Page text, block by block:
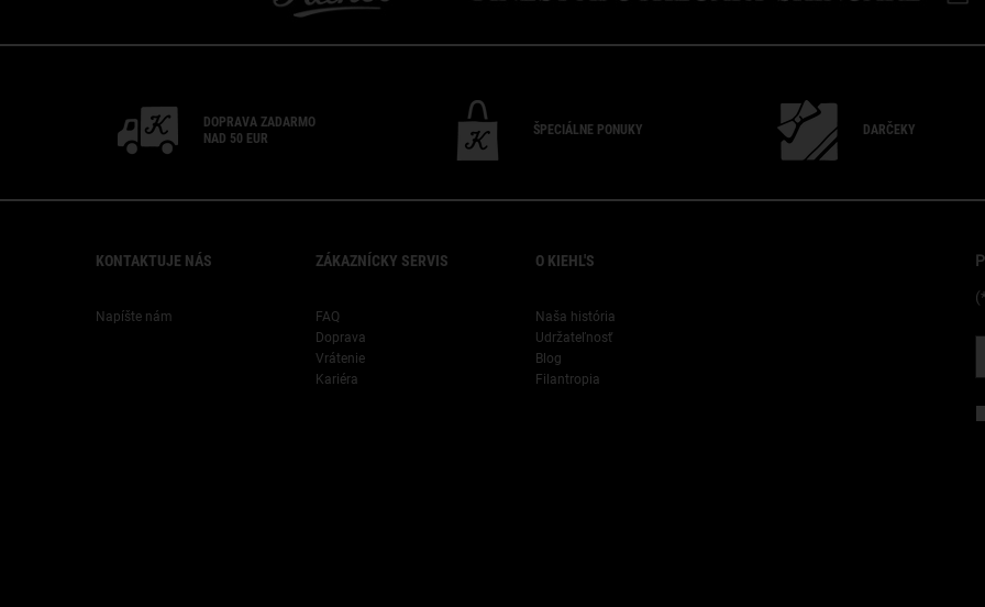
DOPRAVA ZADARMO
NAD 50 EUR
ŠPECIÁLNE PONUKY DARČEKY
KONTAKTUJE NÁS
Napíšte nám
ZÁKAZNÍCKY SERVIS
FAQ
Doprava
Vrátenie
Kariéra
O KIEHL'S
Naša história
Udržateľnosť
Blog
Filantropia